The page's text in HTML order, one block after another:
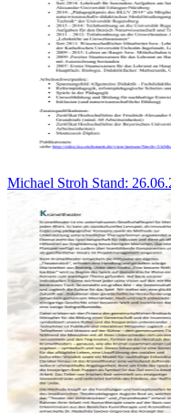
Michael Stroh Stand: